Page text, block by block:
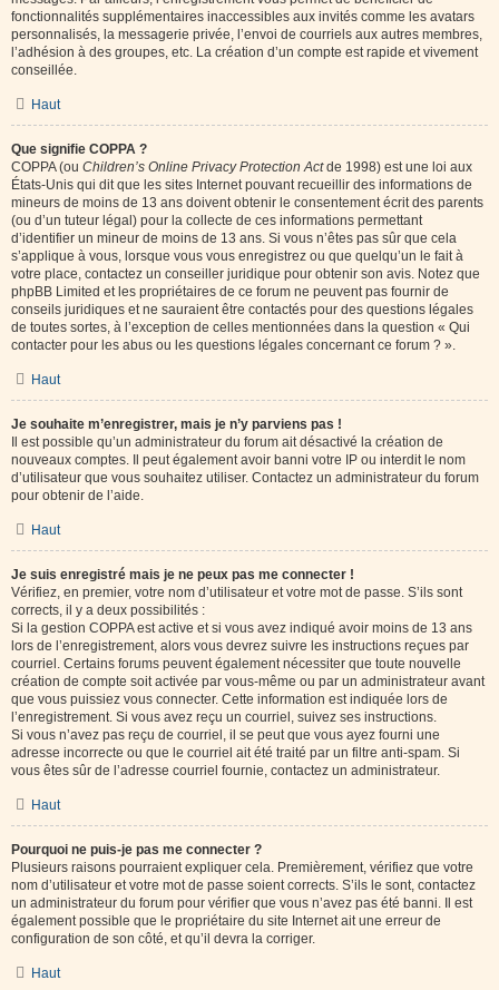
fonctionnalités supplémentaires inaccessibles aux invités comme les avatars
personnalisés, la messagerie privée, l’envoi de courriels aux autres membres,
l’adhésion à des groupes, etc. La création d’un compte est rapide et vivement
conseillée.
Haut
Que signifie COPPA ?
COPPA (ou Children’s Online Privacy Protection Actde 1998) est une loi aux
États-Unis qui dit que les sites Internet pouvant recueillir des informations de
mineurs de moins de 13 ans doivent obtenir le consentement écrit des parents
(ou d’un tuteur légal) pour la collecte de ces informations permettant
d’identifier un mineur de moins de 13 ans. Si vous n’êtes pas sûr que cela
s’applique à vous, lorsque vous vous enregistrez ou que quelqu’un le fait à
votre place, contactez un conseiller juridique pour obtenir son avis. Notez que
phpBB Limited et les propriétaires de ce forum ne peuvent pas fournir de
conseils juridiques et ne sauraient être contactés pour des questions légales
de toutes sortes, à l’exception de celles mentionnées dans la question « Qui
contacter pour les abus ou les questions légales concernant ce forum ? ».
Haut
Je souhaite m’enregistrer, mais je n’y parviens pas !
Il est possible qu’un administrateur du forum ait désactivé la création de
nouveaux comptes. Il peut également avoir banni votre IP ou interdit le nom
d’utilisateur que vous souhaitez utiliser. Contactez un administrateur du forum
pour obtenir de l’aide.
Haut
Je suis enregistré mais je ne peux pas me connecter !
Vérifiez, en premier, votre nom d’utilisateur et votre mot de passe. S’ils sont
corrects, il y a deux possibilités :
Si la gestion COPPA est active et si vous avez indiqué avoir moins de 13 ans
lors de l’enregistrement, alors vous devrez suivre les instructions reçues par
courriel. Certains forums peuvent également nécessiter que toute nouvelle
création de compte soit activée par vous-même ou par un administrateur avant
que vous puissiez vous connecter. Cette information est indiquée lors de
l’enregistrement. Si vous avez reçu un courriel, suivez ses instructions.
Si vous n’avez pas reçu de courriel, il se peut que vous ayez fourni une
adresse incorrecte ou que le courriel ait été traité par un filtre anti-spam. Si
vous êtes sûr de l’adresse courriel fournie, contactez un administrateur.
Haut
Pourquoi ne puis-je pas me connecter ?
Plusieurs raisons pourraient expliquer cela. Premièrement, vérifiez que votre
nom d’utilisateur et votre mot de passe soient corrects. S’ils le sont, contactez
un administrateur du forum pour vérifier que vous n’avez pas été banni. Il est
également possible que le propriétaire du site Internet ait une erreur de
configuration de son côté, et qu’il devra la corriger.
Haut